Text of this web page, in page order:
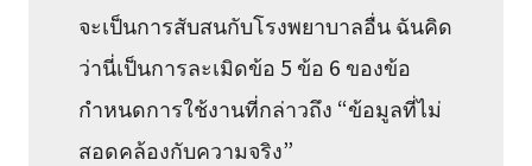
จะเป็นการสับสนกับโรงพยาบาลอื่น ฉันคิด
ว่านี่เป็นการละเมิดข้อ 5 ข้อ 6 ของข้อ
กำหนดการใช้งานที่กล่าวถึง “ข้อมูลที่ไม่
สอดคล้องกับความจริง”